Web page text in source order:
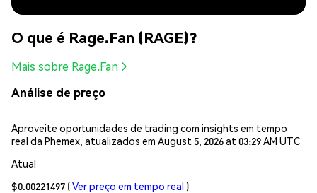
O que é Rage.Fan (RAGE)?
Mais sobre Rage.Fan
Análise de preço
Aproveite oportunidades de trading com insights em tempo
real da Phemex, atualizados em August 5, 2026 at 03:29 AM UTC
Atual
$0.00221497 (Ver preço em tempo real )